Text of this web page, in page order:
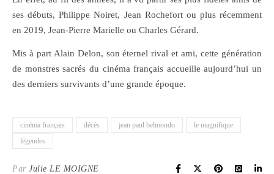
ses débuts, Philippe Noiret, Jean Rochefort ou plus récemment
en 2019, Jean-Pierre Marielle ou Charles Gérard.
Mis à part Alain Delon, son éternel rival et ami, cette génération
de monstres sacrés du cinéma français accueille aujourd’hui un
des derniers survivants d’une grande époque.
cinéma français décès jean paul belmondo
le magnifique
légendes
Par Julie LE MOIGNE